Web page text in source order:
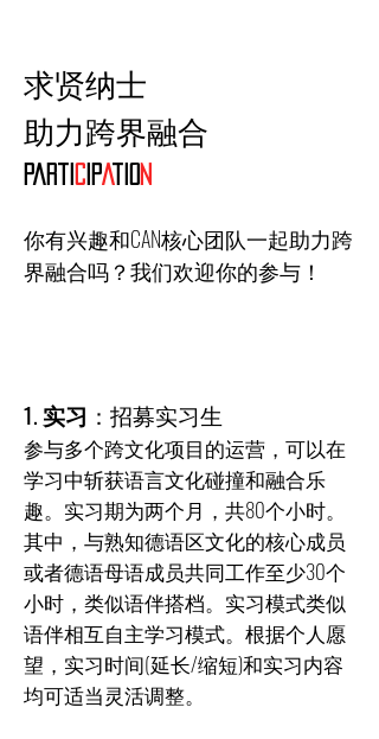
求贤纳士
助力跨界融合
Parti C ipAtio N
你有兴趣和CAN核心团队一起助力跨
界融合吗？我们欢迎你的参与！
1. 实习 ：招募实习生
参与多个跨文化项目的运营，可以在
学习中斩获语言文化碰撞和融合乐
趣。实习期为两个月，共80个小时。
其中，与熟知德语区文化的核心成员
或者德语母语成员共同工作至少30个
小时，类似语伴搭档。实习模式类似
语伴相互自主学习模式。根据个人愿
望，实习时间(延长/缩短)和实习内容
均可适当灵活调整。